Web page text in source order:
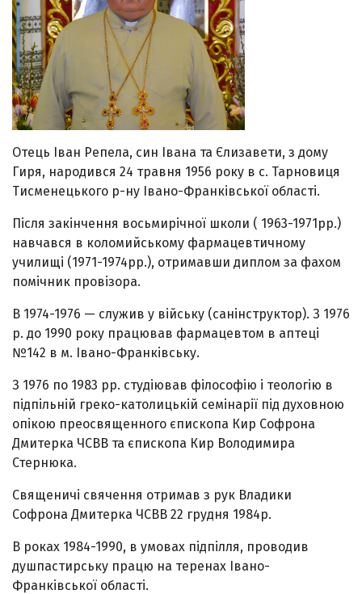
Отець Іван Репела, син Івана та Єлизавети, з дому
Гиря, народився 24 травня 1956 року в с. Тарновиця
Тисменецького р-ну Івано-Франківської області.
Після закінчення восьмирічної школи ( 1963-1971рр.)
навчався в коломийському фармацевтичному
училищі (1971-1974рр.), отримавши диплом за фахом
помічник провізора.
В 1974-1976 — служив у війську (санінструктор). З 1976
р. до 1990 року працював фармацевтом в аптеці
№142 в м. Івано-Франківську.
З 1976 по 1983 рр. студіював філософію і теологію в
підпільній греко-католицькій семінарії під духовною
опікою преосвященного єпископа Кир Софрона
Дмитерка ЧСВВ та єпископа Кир Володимира
Стернюка.
Священичі свячення отримав з рук Владики
Софрона Дмитерка ЧСВВ 22 грудня 1984р.
В роках 1984-1990, в умовах підпілля, проводив
душпастирську працю на теренах Івано-
Франківської області.